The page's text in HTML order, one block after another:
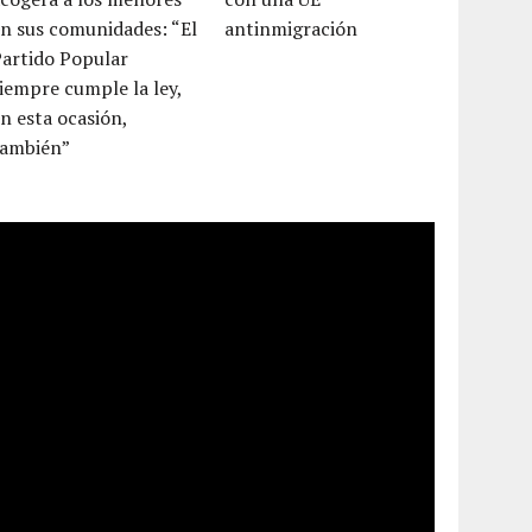
sus comunidades: “El
Popular
cumple la ley,
esta ocasión,
antinmigración